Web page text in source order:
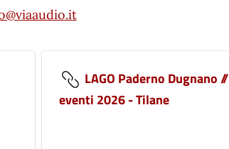
LAGO Paderno Dugnano //
eventi 2026 - Tilane